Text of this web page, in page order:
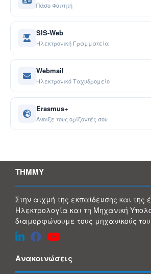
Πάσο Φοιτητή
SIS-Web
Ηλεκτρονική Γραμματεία
Webmail
Ηλεκτρονικό Ταχυδρομείο
Erasmus+
Άνοιξε τους ορίζοντές σου
ΤΗΜΜΥ
Στην αιχμή της εκπαίδευσης και της
Ηλεκτρολογία και τη Μηχανική
διαμορφώνουμε τους μηχανικούς
Ανακοινώσεις